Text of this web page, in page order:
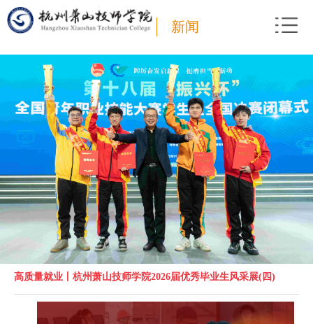
新闻
高质量就业丨杭州萧山技师学院2026届优秀毕业生风采展(四)